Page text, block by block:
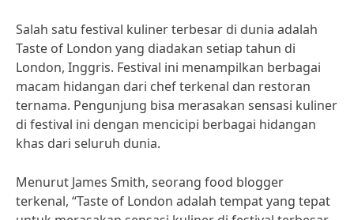
Salah satu festival kuliner terbesar di dunia adalah
Taste of London yang diadakan setiap tahun di
London, Inggris. Festival ini menampilkan berbagai
macam hidangan dari chef terkenal dan restoran
ternama. Pengunjung bisa merasakan sensasi kuliner
di festival ini dengan mencicipi berbagai hidangan
khas dari seluruh dunia.
Menurut James Smith, seorang food blogger
terkenal, “Taste of London adalah tempat yang tepat